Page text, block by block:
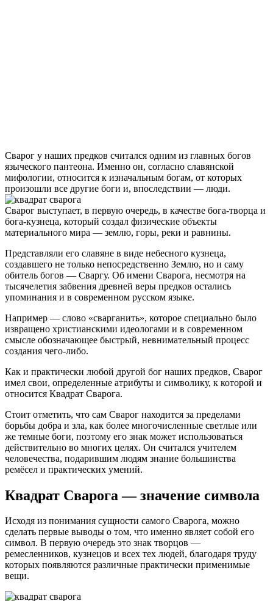
Сварог у наших предков считался одним из главных богов
языческого пантеона. Именно он, согласно славянской
мифологии, относится к изначальным богам, от которых
произошли все другие боги и, впоследствии — люди.
Сварог выступает, в первую очередь, в качестве бога-творца и
бога-кузнеца, который создал физические объекты
материального мира — землю, горы, реки и равнины.
Представляли его славяне в виде небесного кузнеца,
создавшего не только непосредственно Землю, но и саму
обитель богов — Сваргу. Об имени Сварога, несмотря на
тысячелетия забвения древней веры предков остались
упоминания и в современном русском языке.
Например — слово «сварганить», которое специально было
извращено христианскими идеологами и в современном
смысле обозначающее быстрый, невнимательный процесс
создания чего-либо.
Как и практически любой другой бог наших предков, Сварог
имел свои, определенные атрибуты и символику, к которой и
относится Квадрат Сварога.
Стоит отметить, что сам Сварог находится за пределами
борьбы добра и зла, как более многочисленные светлые или
же темные боги, поэтому его знак может использоваться
действительно во многих целях. Он считался учителем
человечества, подарившим людям знание большинства
ремёсел и практических умений.
Квадрат Сварога — значение символа
Исходя из понимания сущности самого Сварога, можно
сделать первые выводы о том, что именно являет собой его
символ. В первую очередь это знак творцов —
ремесленников, кузнецов и всех тех людей, благодаря труду
которых появляются различные практически применимые
вещи.